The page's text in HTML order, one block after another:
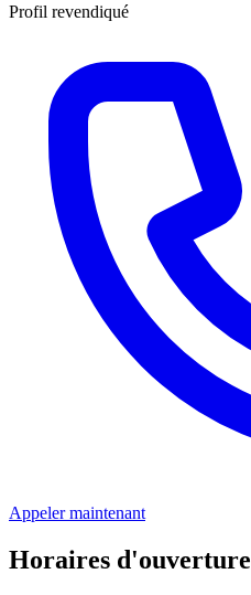
Profil revendiqué
Appeler maintenant
Horaires d'ouverture